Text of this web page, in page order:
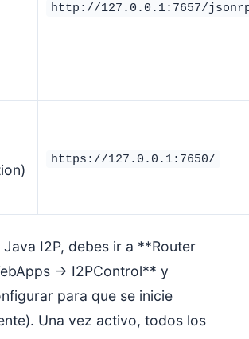
http://127.0.0.1:7657/
https://127.0.0.1:7650/
Java I2P, debes ir a **Router
→ I2PControl** y
para que se inicie
Una vez activo, todos los